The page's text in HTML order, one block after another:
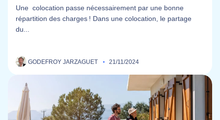
Une colocation passe nécessairement par une bonne
répartition des charges ! Dans une colocation, le partage
du...
GODEFROY JARZAGUET 21/11/2024